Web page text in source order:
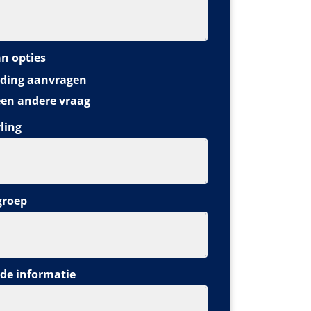
opties
aanvragen
andere vraag
informatie